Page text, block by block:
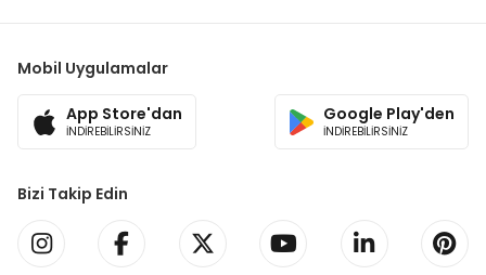
Mobil Uygulamalar
App Store'dan
İNDİREBİLİRSİNİZ
Google Play'den
İNDİREBİLİRSİNİZ
Bizi Takip Edin